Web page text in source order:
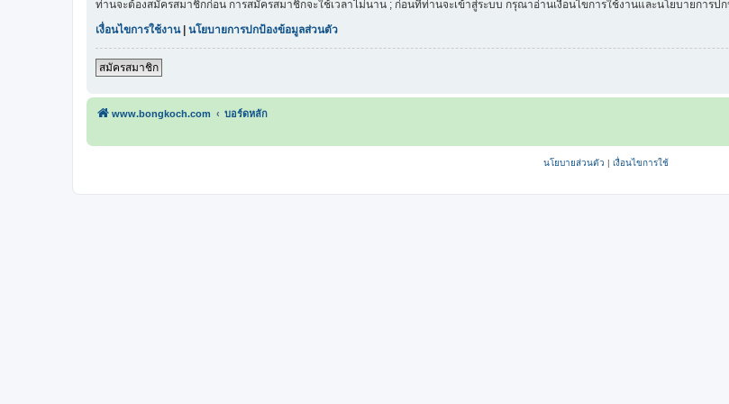
ท่านจะต้องสมัครสมาชิกก่อน การสมัครสมาชิกจะใช้เวลาไม่นาน ; ก่อนที่ท่านจะเข้าสู่ระบบ กรุณาอ่านเงื่อนไขการใช้งานและนโยบายการ
เงื่อนไขการใช้งาน| นโยบายการปกป้องข้อมูลส่วนตัว
สมัครสมาชิก
www.bongkoch.com บอร์ดหลัก
นโยบายส่วนตัว | เงื่อนไขการใช้